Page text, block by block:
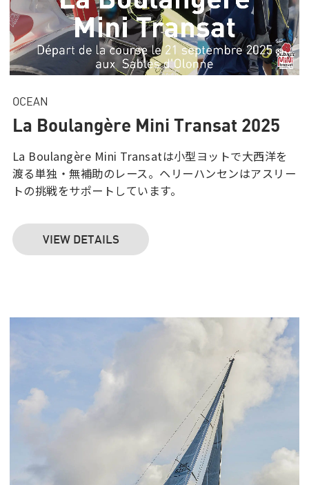
OCEAN
La Boulangère Mini Transat 2025
La Boulangère Mini Transatは小型ヨットで大西洋を
渡る単独・無補助のレース。ヘリーハンセンはアスリー
トの挑戦をサポートしています。
VIEW DETAILS